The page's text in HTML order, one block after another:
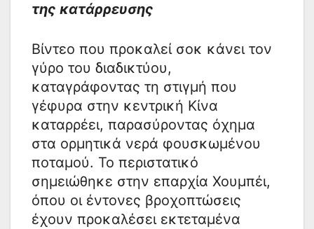
της κατάρρευσης
Βίντεο που προκαλεί σοκ κάνει τον
γύρο του διαδικτύου,
καταγράφοντας τη στιγμή που
γέφυρα στην κεντρική Κίνα
καταρρέει, παρασύροντας όχημα
στα ορμητικά νερά φουσκωμένου
ποταμού. Το περιστατικό
σημειώθηκε στην επαρχία Χουμπέι,
όπου οι έντονες βροχοπτώσεις
έχουν προκαλέσει εκτεταμένα